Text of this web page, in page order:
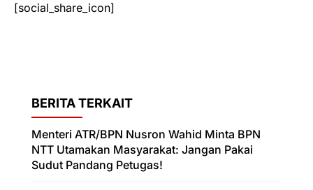
[social_share_icon]
BERITA TERKAIT
Menteri ATR/BPN Nusron Wahid Minta BPN
NTT Utamakan Masyarakat: Jangan Pakai
Sudut Pandang Petugas!